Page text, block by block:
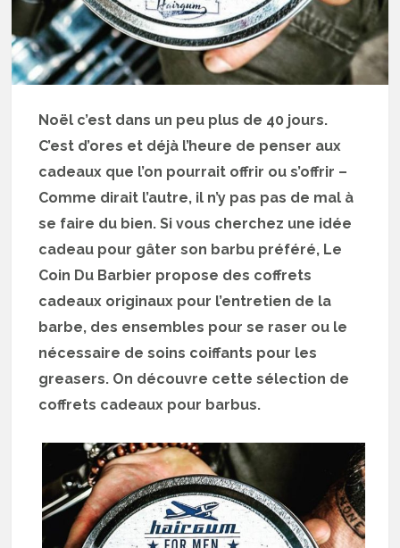
Noël c’est dans un peu plus de 40 jours.
C’est d’ores et déjà l’heure de penser aux
cadeaux que l’on pourrait offrir ou s’offrir –
Comme dirait l’autre, il n’y pas pas de mal à
se faire du bien. Si vous cherchez une idée
cadeau pour gâter son barbu préféré, Le
Coin Du Barbier propose des coffrets
cadeaux originaux pour l’entretien de la
barbe, des ensembles pour se raser ou le
nécessaire de soins coiffants pour les
greasers. On découvre cette sélection de
coffrets cadeaux pour barbus.